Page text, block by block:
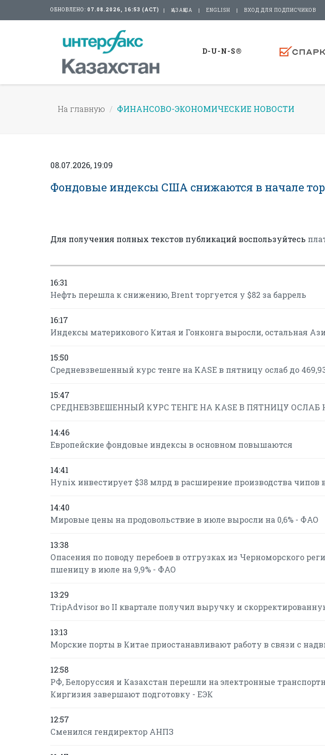
ОБНОВЛЕНО: 07.08.2026, 16:53 (АСТ) ҚАЗАҚША ENGLISH ВХОД ДЛЯ ПОДПИСЧИКОВ
D-U-N-S®
На главную ФИНАНСОВО-ЭКОНОМИЧЕСКИЕ НОВОСТИ
08.07.2026, 19:09
Фондовые индексы США снижаются в начале
Для получения полных текстов публикаций воспользуйтесь
16:31
Нефть перешла к снижению, Brent торгуется у $82 за баррель
16:17
Индексы материкового Китая и Гонконга выросли, остальная
15:50
Средневзвешенный курс тенге на KASE в пятницу ослаб до
15:47
СРЕДНЕВЗВЕШЕННЫЙ КУРС ТЕНГЕ НА KASE В ПЯТНИЦУ ОСЛАБ НА
14:46
Европейские фондовые индексы в основном повышаются
14:41
Hynix инвестирует $38 млрд в расширение производства чипов
14:40
Мировые цены на продовольствие в июле выросли на 0,6% - ФАО
13:38
Опасения по поводу перебоев в отгрузках из Черноморского
пшеницу в июле на 9,9% - ФАО
13:29
TripAdvisor во II квартале получил выручку и
13:13
Морские порты в Китае приостанавливают работу в связи с
12:58
РФ, Белоруссия и Казахстан перешли на электронные
Киргизия завершают подготовку - ЕЭК
12:57
Сменился гендиректор АНПЗ